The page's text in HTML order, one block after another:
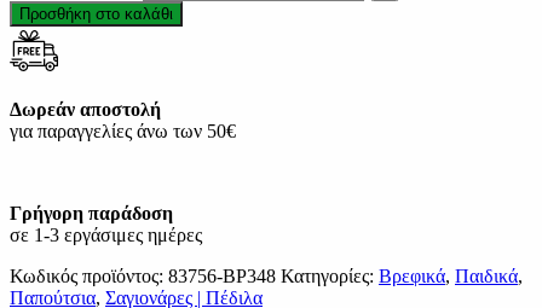
Προσθήκη στο καλάθι
Δωρεάν αποστολή
για παραγγελίες άνω των 50€
Γρήγορη παράδοση
σε 1-3 εργάσιμες ημέρες
Κωδικός προϊόντος: 83756-BP348 Κατηγορίες: Βρεφικά, Παιδικά,
Παπούτσια, Σαγιονάρες | Πέδιλα